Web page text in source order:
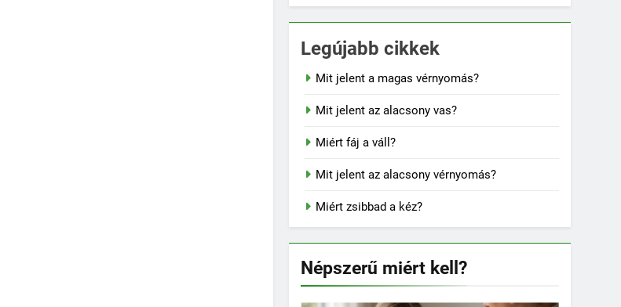
Legújabb cikkek
Mit jelent a magas vérnyomás?
Mit jelent az alacsony vas?
Miért fáj a váll?
Mit jelent az alacsony vérnyomás?
Miért zsibbad a kéz?
Népszerű miért kell?